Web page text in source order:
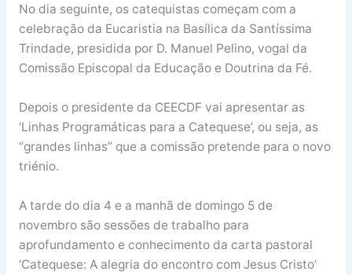
No dia seguinte, os catequistas começam com a
celebração da Eucaristia na Basílica da Santíssima
Trindade, presidida por D. Manuel Pelino, vogal da
Comissão Episcopal da Educação e Doutrina da Fé.
Depois o presidente da CEECDF vai apresentar as
‘Linhas Programáticas para a Catequese’, ou seja, as
“grandes linhas” que a comissão pretende para o novo
triénio.
A tarde do dia 4 e a manhã de domingo 5 de
novembro são sessões de trabalho para
aprofundamento e conhecimento da carta pastoral
‘Catequese: A alegria do encontro com Jesus Cristo’